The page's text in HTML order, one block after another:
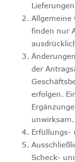
Allgemeine
finden nur
der
erfolgen.
unwirksam.
Erfüllungs-
Scheck-